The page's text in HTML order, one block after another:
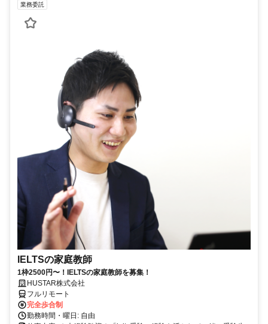
業務委託
IELTSの家庭教師
1枠2500円〜！IELTSの家庭教師を募集！
HUSTAR株式会社
フルリモート
完全歩合制
勤務時間・曜日: 自由